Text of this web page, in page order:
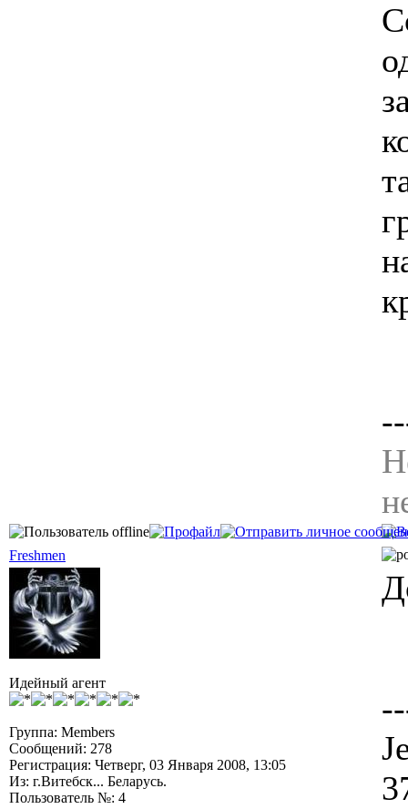
Freshmen
Идейный агент
Группа: Members
Сообщений: 278
Регистрация: Четверг, 03 Января 2008, 13:05
Из: г.Витебск... Беларусь.
Пользователь №: 4